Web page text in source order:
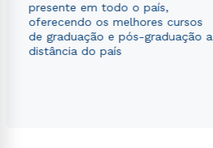
presente em todo o país,
oferecendo os melhores cursos
de graduação e pós-graduação a
distância do país